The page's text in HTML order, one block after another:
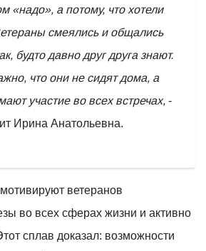
«надо», а потому, что хотели
смеялись и общались
будто давно друг друга знают.
что они не сидят дома, а
участие во всех встречах, -
Ирина Анатольевна.
ветеранов
во всех сферах жизни и активно
сплав доказал: возможности